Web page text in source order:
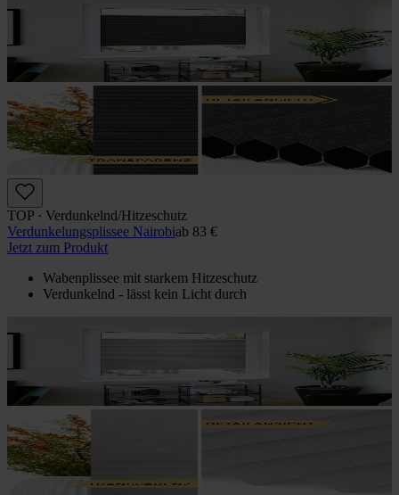
TOP · Verdunkelnd/Hitzeschutz
Verdunkelungs­plissee Nairobiab 83 €
Jetzt zum Produkt
Wabenplissee mit starkem Hitzeschutz
Verdunkelnd - lässt kein Licht durch